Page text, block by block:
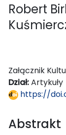
Robert
Załącznik
Dział:Artykuły
https://
Abstrakt